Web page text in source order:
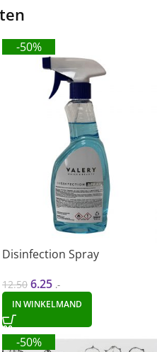
-50%
Disinfection Spray
12.50 6.25 .-
IN WINKELMAND
-50%